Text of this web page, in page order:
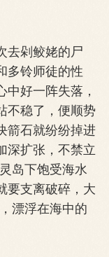
剁鲛姥的尸
多铃师徒的性
好一阵失落，
不稳了，便顺势
箭石就纷纷掉进
深扩张，不禁立
岛下饱受海水
要支离破碎，大
漂浮在海中的